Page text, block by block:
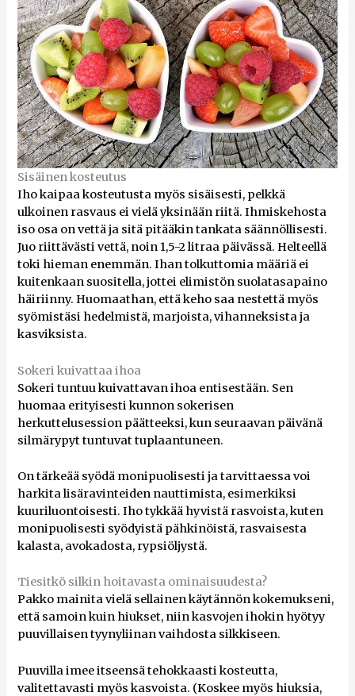
Sisäinen kosteutus
Iho kaipaa kosteutusta myös sisäisesti, pelkkä
ulkoinen rasvaus ei vielä yksinään riitä. Ihmiskehosta
iso osa on vettä ja sitä pitääkin tankata säännöllisesti.
Juo riittävästi vettä, noin 1,5-2 litraa päivässä. Helteellä
toki hieman enemmän. Ihan tolkuttomia määriä ei
kuitenkaan suositella, jottei elimistön suolatasapaino
häiriinny. Huomaathan, että keho saa nestettä myös
syömistäsi hedelmistä, marjoista, vihanneksista ja
kasviksista.
Sokeri kuivattaa ihoa
Sokeri tuntuu kuivattavan ihoa entisestään. Sen
huomaa erityisesti kunnon sokerisen
herkuttelusession päätteeksi, kun seuraavan päivänä
silmärypyt tuntuvat tuplaantuneen.
On tärkeää syödä monipuolisesti ja tarvittaessa voi
harkita lisäravinteiden nauttimista, esimerkiksi
kuuriluontoisesti. Iho tykkää hyvistä rasvoista, kuten
monipuolisesti syödyistä pähkinöistä, rasvaisesta
kalasta, avokadosta, rypsiöljystä.
Tiesitkö silkin hoitavasta ominaisuudesta?
Pakko mainita vielä sellainen käytännön kokemukseni,
että samoin kuin hiukset, niin kasvojen ihokin hyötyy
puuvillaisen tyynyliinan vaihdosta silkkiseen.
Puuvilla imee itseensä tehokkaasti kosteutta,
valitettavasti myös kasvoista. (Koskee myös hiuksia,